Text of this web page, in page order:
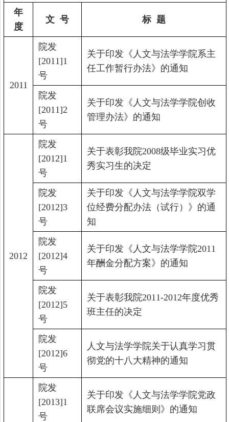
年
度
文 号 标 题
2011
院发
[2011]1
号
关于印发《人文与法学学院系主
任工作暂行办法》的通知
院发
[2011]2
号
关于印发《人文与法学学院创收
管理办法》的通知
2012
院发
[2012]1
号
关于表彰我院2008级毕业实习优
秀实习生的决定
院发
[2012]3
号
关于印发《人文与法学学院双学
位经费分配办法（试行）》的通
知
院发
[2012]4
号
关于印发《人文与法学学院2011
年酬金分配方案》的通知
院发
[2012]5
号
关于表彰我院2011-2012年度优秀
班主任的决定
院发
[2012]6
号
人文与法学学院关于认真学习贯
彻党的十八大精神的通知
院发
[2013]1
号
关于印发《人文与法学学院党政
联席会议实施细则》的通知